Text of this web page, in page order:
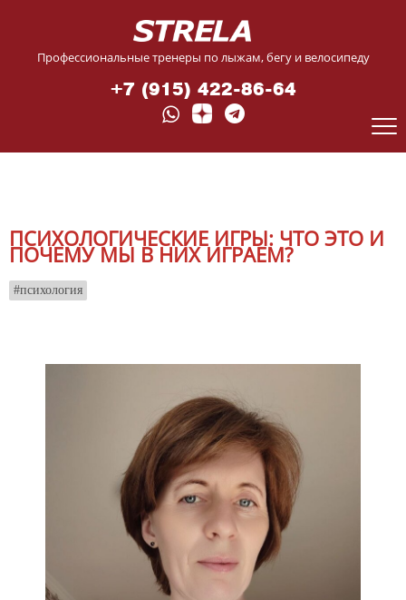
Профессиональные тренеры по лыжам, бегу и велосипеду
+7 (915) 422-86-64
ПСИХОЛОГИЧЕСКИЕ ИГРЫ: ЧТО ЭТО И
ПОЧЕМУ МЫ В НИХ ИГРАЕМ?
психология